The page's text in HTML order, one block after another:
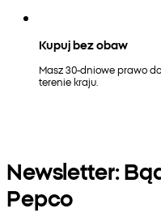
Kupuj bez obaw
Masz 30-dniowe prawo
terenie kraju.
Newsletter:
Pepco